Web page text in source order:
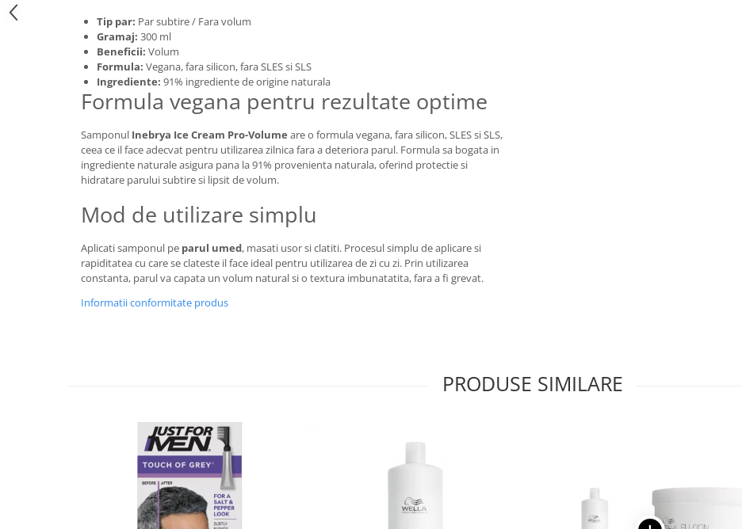
Tip par: Par subtire / Fara volum
Gramaj: 300 ml
Beneficii: Volum
Formula: Vegana, fara silicon, fara SLES si SLS
Ingrediente: 91% ingrediente de origine naturala
Formula vegana pentru rezultate optime
Samponul Inebrya Ice Cream Pro-Volume are o formula vegana, fara silicon, SLES si SLS,
ceea ce il face adecvat pentru utilizarea zilnica fara a deteriora parul. Formula sa bogata in
ingrediente naturale asigura pana la 91% provenienta naturala, oferind protectie si
hidratare parului subtire si lipsit de volum.
Mod de utilizare simplu
Aplicati samponul pe parul umed, masati usor si clatiti. Procesul simplu de aplicare si
rapiditatea cu care se clateste il face ideal pentru utilizarea de zi cu zi. Prin utilizarea
constanta, parul va capata un volum natural si o textura imbunatatita, fara a fi grevat.
Informatii conformitate produs
PRODUSE SIMILARE